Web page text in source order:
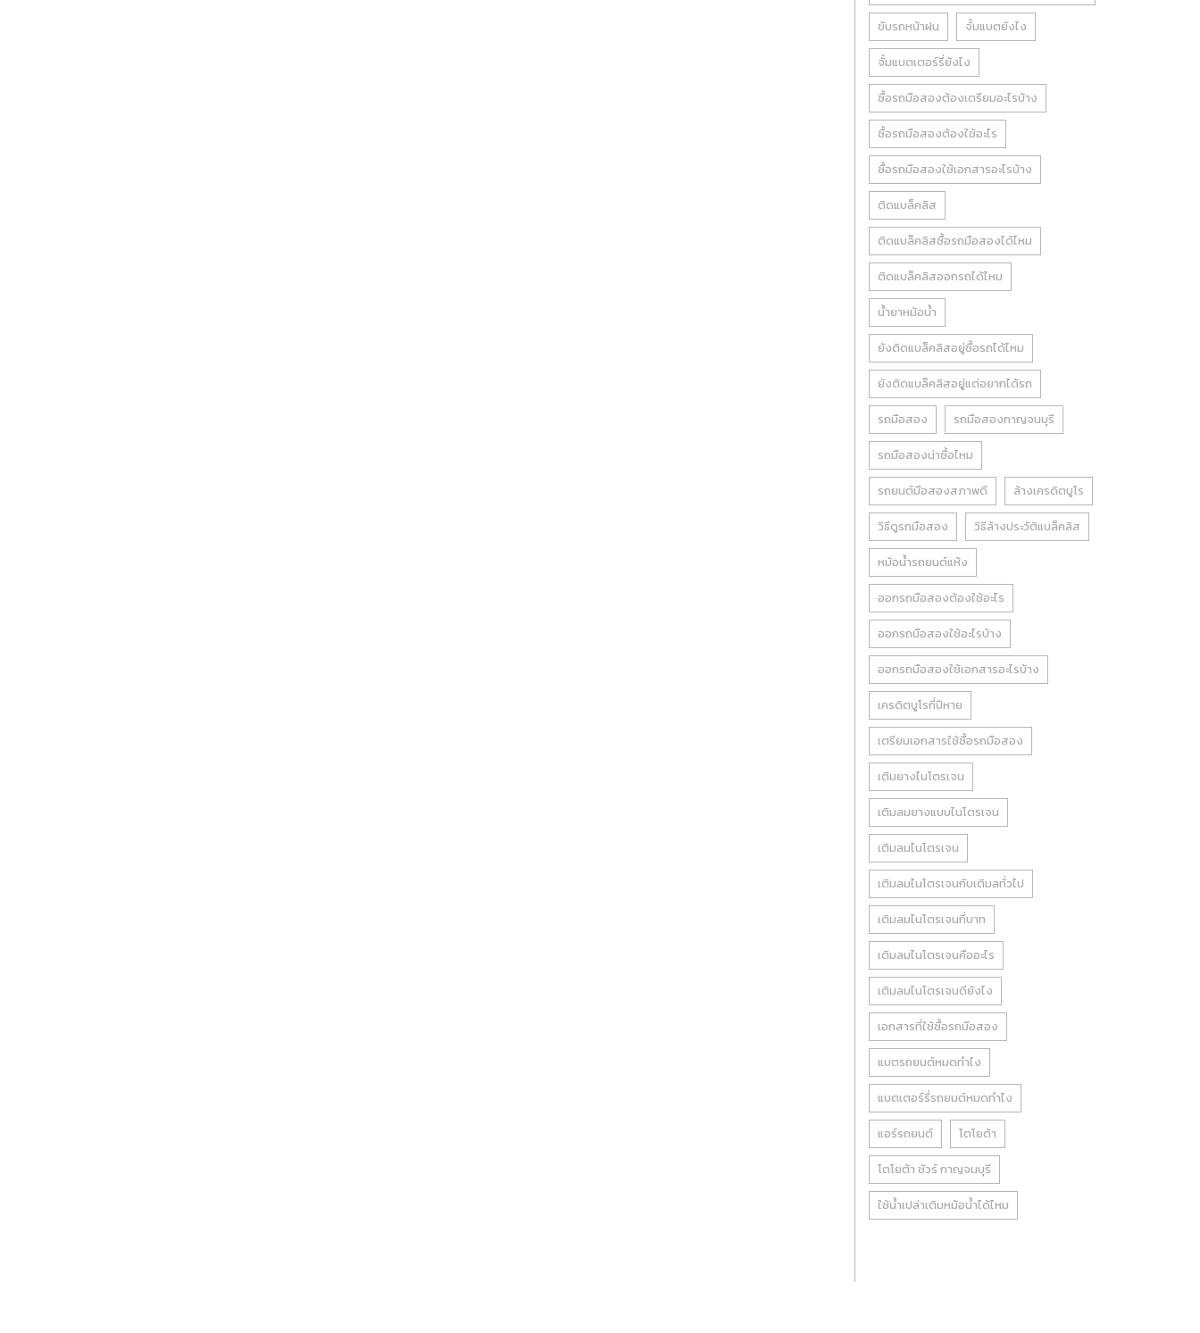
ขับรถหน้าฝน จั้มแบตยังไง
จั้มแบตเตอร์รี่ยังไง
ซื้อรถมือสองต้องเตรียมอะไรบ้าง
ซื้อรถมือสองต้องใช้อะไร
ซื้อรถมือสองใช้เอกสารอะไรบ้าง
ติดแบล็คลิส
ติดแบล็คลิสซื้อรถมือสองได้ไหม
ติดแบล็คลิสออกรถได้ไหม
น้ำยาหม้อน้ำ
ยังติดแบล็คลิสอยู่ซื้อรถได้ไหม
ยังติดแบล็คลิสอยู่แต่อยากได้รถ
รถมือสอง รถมือสองกาญจนบุรี
รถมือสองน่าซื้อไหม
รถยนต์มือสองสภาพดี ล้างเครดิตบูโร
วิธีดูรถมือสอง วิธีล้างประวัติแบล็คลิส
หม้อน้ำรถยนต์แห้ง
ออกรถมือสองต้องใช้อะไร
ออกรถมือสองใช้อะไรบ้าง
ออกรถมือสองใช้เอกสารอะไรบ้าง
เครดิตบูโรกี่ปีหาย
เตรียมเอกสารใช้ซื้อรถมือสอง
เติมยางไนโตรเจน
เติมลมยางแบบไนโตรเจน
เติมลมไนโตรเจน
เติมลมไนโตรเจนกับเติมลทั่วไป
เติมลมไนโตรเจนกี่บาท
เติมลมไนโตรเจนคืออะไร
เติมลมไนโตรเจนดียังไง
เอกสารที่ใช้ซื้อรถมือสอง
แบตรถยนต์หมดทำไง
แบตเตอร์รี่รถยนต์หมดทำไง
แอร์รถยนต์ โตโยต้า
โตโยต้า ชัวร์ กาญจนบุรี
ใช้น้ำเปล่าเติมหม้อน้ำได้ไหม